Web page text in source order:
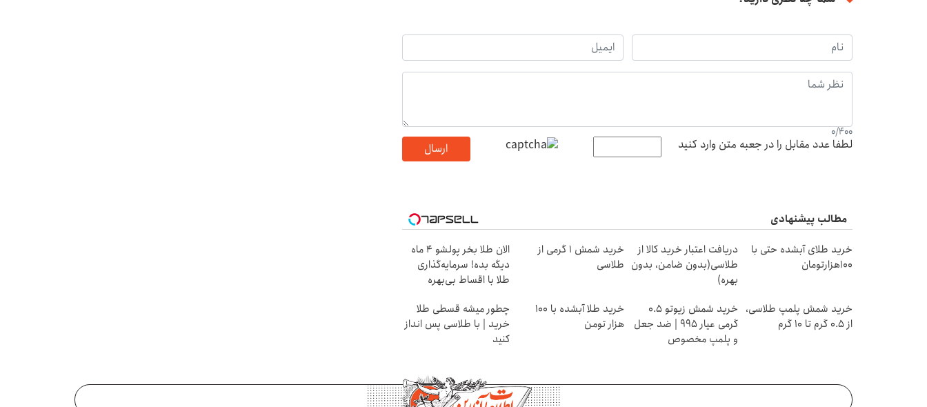
0/400
لطفا عدد مقابل را در جعبه متن وارد کنید ارسال
مطالب پیشنهادی
خرید طلای آبشده حتی با
۱۰۰هزارتومان
دریافت اعتبار خرید کالا از
طلاسی(بدون ضامن، بدون
بهره)
خرید شمش 1 گرمی از
طلاسی
الان طلا بخر پولشو 4 ماه
دیگه بده! سرمایه‌گذاری
طلا با اقساط بی‌بهره
خرید شمش پلمپ طلاسی،
از ۰.۵ گرم تا ۱۰ گرم
خرید شمش زیوتو ۰.۵
گرمی عیار ۹۹۵ | ضد جعل
و پلمپ مخصوص
خرید طلا آبشده با 100
هزار تومن
چطور میشه قسطی طلا
خرید | با طلاسی پس انداز
کنید